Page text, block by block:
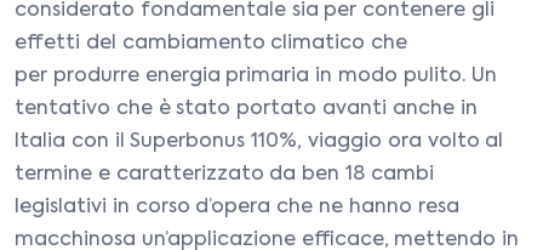
considerato fondamentale sia per contenere gli
effetti del cambiamento climatico che
per produrre energia primaria in modo pulito. Un
tentativo che è stato portato avanti anche in
Italia con il Superbonus 110%, viaggio ora volto al
termine e caratterizzato da ben 18 cambi
legislativi in corso d’opera che ne hanno resa
macchinosa un’applicazione efficace, mettendo in